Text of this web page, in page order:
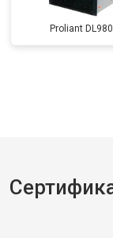
Proliant